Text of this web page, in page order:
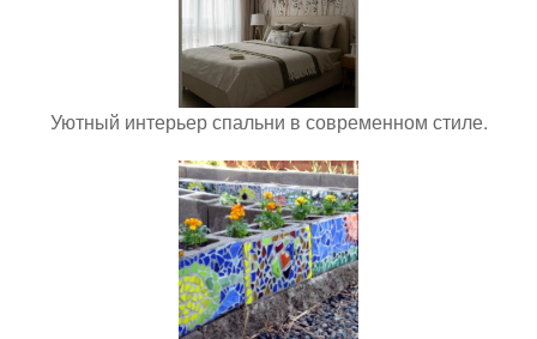
Уютный интерьер спальни в современном стиле.